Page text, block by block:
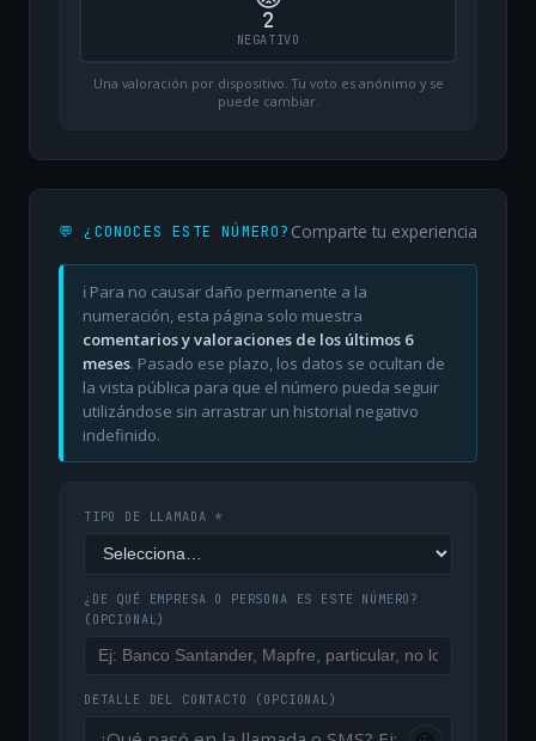
2
NEGATIVO
Una valoración por dispositivo. Tu voto es anónimo y se
puede cambiar.
💬 ¿CONOCES ESTE NÚMERO? Comparte tu experiencia
ℹ️ Para no causar daño permanente a la
numeración, esta página solo muestra
comentarios y valoraciones de los últimos 6
meses. Pasado ese plazo, los datos se ocultan de
la vista pública para que el número pueda seguir
utilizándose sin arrastrar un historial negativo
indefinido.
TIPO DE LLAMADA *
¿DE QUÉ EMPRESA O PERSONA ES ESTE NÚMERO?
(OPCIONAL)
DETALLE DEL CONTACTO (OPCIONAL)